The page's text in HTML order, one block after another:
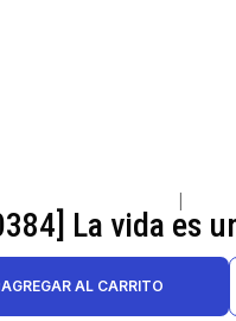
La vida es
AGREGAR AL CARRITO